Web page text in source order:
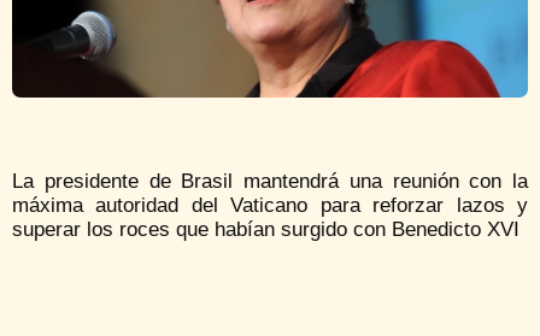
La presidente de Brasil mantendrá una reunión con la
máxima autoridad del Vaticano para reforzar lazos y
superar los roces que habían surgido con Benedicto XVI